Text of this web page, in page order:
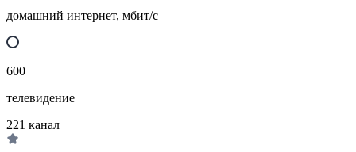
домашний интернет, мбит/с
600
телевидение
221 канал